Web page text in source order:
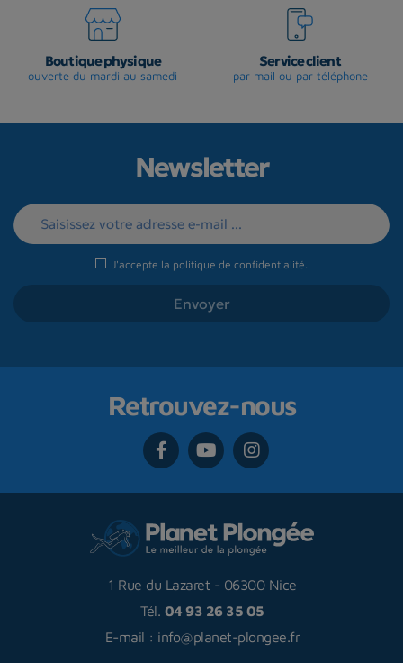
Boutique physique
ouverte du mardi au samedi
Service client
par mail ou par téléphone
Newsletter
J'accepte la politique de confidentialité
Retrouvez-nous
1 Rue du Lazaret - 06300 Nice
Tél. 04 93 26 35 05
E-mail : info@planet-plongee.fr